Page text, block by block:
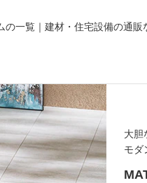
一覧｜建材・住宅設備の通販
大胆
モダ